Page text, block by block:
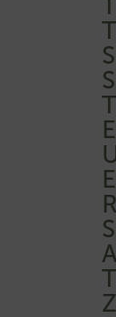
T
S
S
T
E
E
R
S
A
T
Z